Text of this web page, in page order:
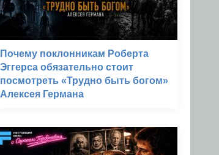
Почему поклонникам Роберта
Эггерса обязательно стоит
посмотреть «Трудно быть богом»
Алексея Германа